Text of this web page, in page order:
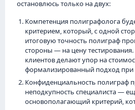
остановлюсь только на двух:
Компетенция полиграфолога
критерием, который, с одной
итоговую точность полиграф
стороны — на цену
клиентов делают упор на
формализированный подход при
Конфиденциальность полиграф
неподкупность специалиста —
основополагающий критерий,